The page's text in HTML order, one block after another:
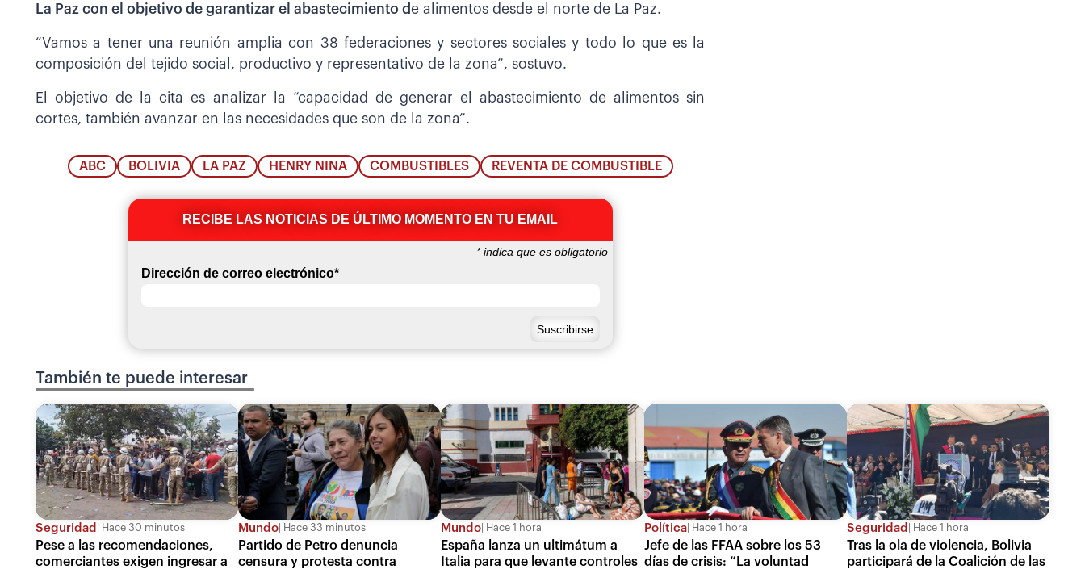
La Paz con el objetivo de garantizar el abastecimiento de alimentos desde el norte de La Paz.
“Vamos a tener una reunión amplia con 38 federaciones y sectores sociales y todo lo que es la
composición del tejido social, productivo y representativo de la zona”, sostuvo.
El objetivo de la cita es analizar la “capacidad de generar el abastecimiento de alimentos sin
cortes, también avanzar en las necesidades que son de la zona”.
ABC BOLIVIA LA PAZ HENRY NINA COMBUSTIBLES REVENTA DE COMBUSTIBLE
RECIBE LAS NOTICIAS DE ÚLTIMO MOMENTO EN TU EMAIL
*indica que es obligatorio
Dirección de correo electrónico*
También te puede interesar
Seguridad Hace 30 minutos
Pese a las recomendaciones,
comerciantes exigen ingresar a
Mundo Hace 33 minutos
Partido de Petro denuncia
censura y protesta contra
Mundo Hace 1 hora
España lanza un ultimátum a
Italia para que levante controles
Política Hace 1 hora
Jefe de las FFAA sobre los 53
días de crisis: “La voluntad
Seguridad Hace 1 hora
Tras la ola de violencia, Bolivia
participará de la Coalición de las